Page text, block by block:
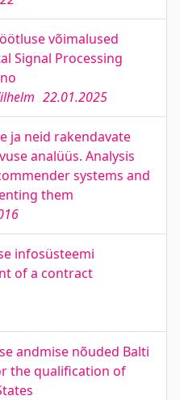
võimalused
Signal Processing
22.01.2025
ja neid rakendavate
analüüs. Analysis
systems and
them
infosüsteemi
of a contract
andmise nõuded Balti
the qualification of